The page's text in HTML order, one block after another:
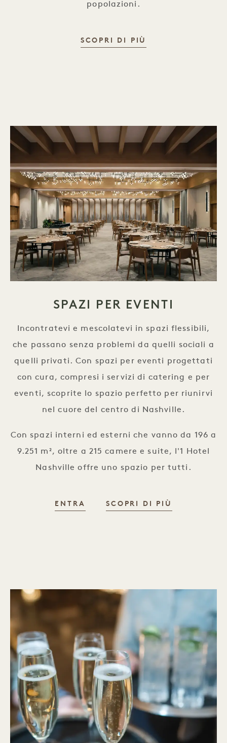
popolazioni.
SCOPRI DI PIÙ
SPAZI PER EVENTI
Incontratevi e mescolatevi in spazi flessibili,
che passano senza problemi da quelli sociali a
quelli privati. Con spazi per eventi progettati
con cura, compresi i servizi di catering e per
eventi, scoprite lo spazio perfetto per riunirvi
nel cuore del centro di Nashville.
Con spazi interni ed esterni che vanno da 196 a
9.251 m², oltre a 215 camere e suite, l'1 Hotel
Nashville offre uno spazio per tutti.
ENTRA SPAZI PER EVENTI
SCOPRI DI PIÙ